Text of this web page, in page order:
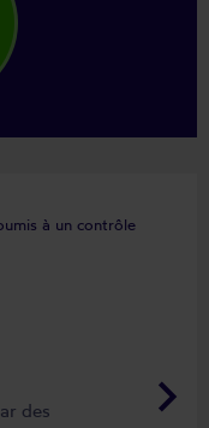
à un contrôle
keyboard_arrow_right
des